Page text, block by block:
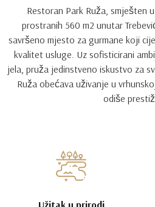
Restoran Park Ruža, smješten
prostranih 560 m2 unutar
savršeno mjesto za gurmane koji
kvalitet usluge. Uz sofisticirani
jela, pruža jedinstveno iskustvo za
Ruža obećava uživanje u
odiše